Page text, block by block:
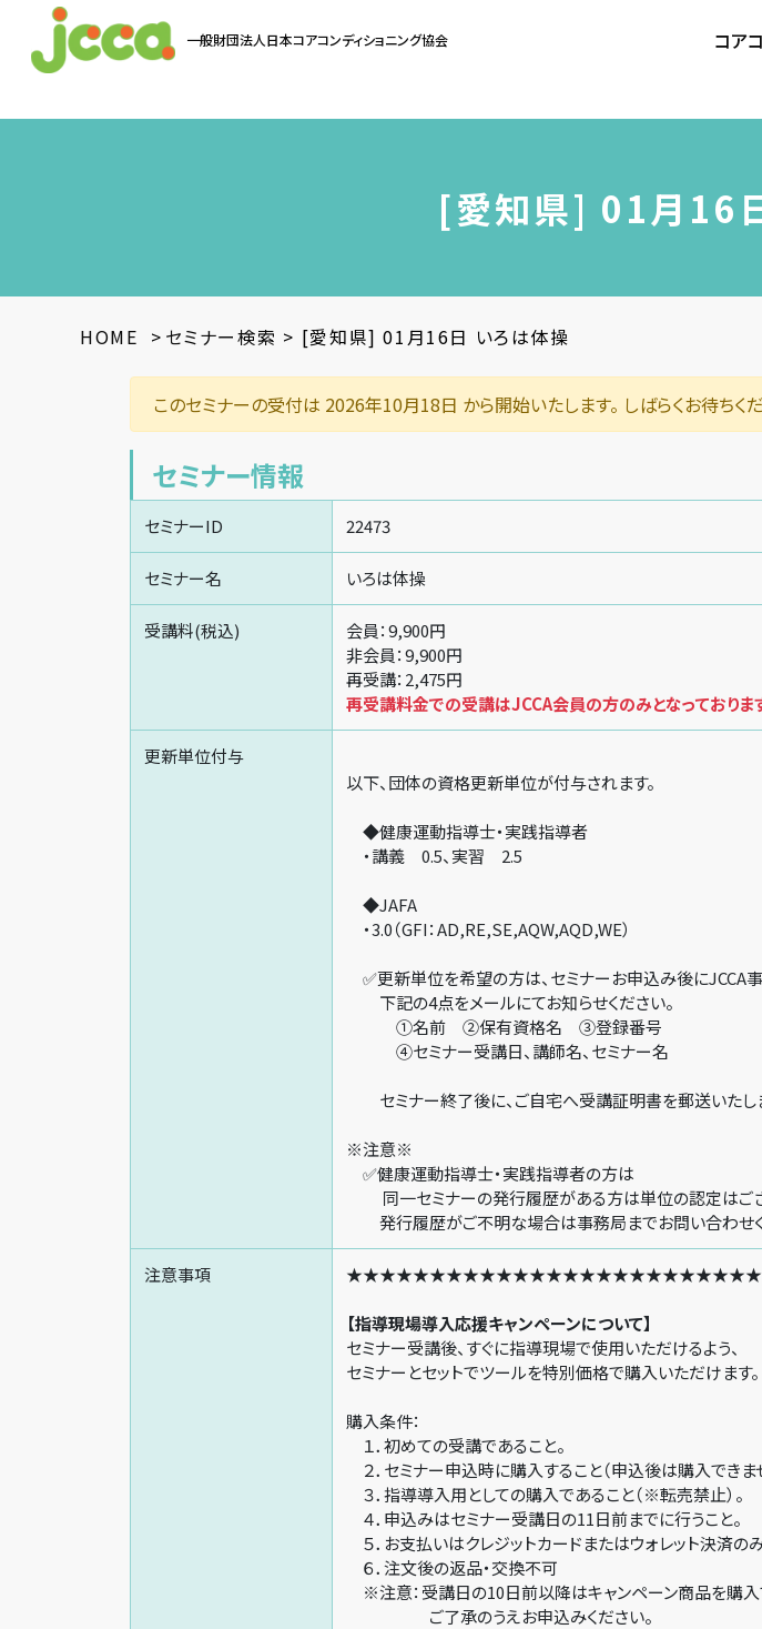
一般財団法人日本コアコンディショニング協会 コア
[愛知県] 01月16
HOME > セミナー検索 > [愛知県] 01月16日 いろは体操
このセミナーの受付は 2026年10月18日 から開始いたします。 しばらくお待ちくだ
セミナー情報
セミナーID 22473
セミナー名 いろは体操
受講料(税込)
会員：9,900円
非会員：9,900円
再受講：2,475円
再受講料金での受講はJCCA会員の方のみとなっておりま
更新単位付与
以下、団体の資格更新単位が付与されます。
◆健康運動指導士・実践指導者
・講義 0.5、実習 2.5
◆JAFA
・3.0（GFI：AD,RE,SE,AQW,AQD,WE）
✅更新単位を希望の方は、セミナーお申込み後にJCCA
下記の4点をメールにてお知らせください。
①名前 ②保有資格名 ③登録番号
④セミナー受講日、講師名、セミナー名
セミナー終了後に、ご自宅へ受講証明書を郵送いたし
※注意※
✅健康運動指導士・実践指導者の方は
同一セミナーの発行履歴がある方は単位の認定はござ
発行履歴がご不明な場合は事務局までお問い合わせく
注意事項
【指導現場導入応援キャンペーンについて】
セミナー受講後、すぐに指導現場で使用いただけるよう、
セミナーとセットでツールを特別価格で購入
購入条件
１．初めての受講であること。
２．セミナー申込時に購入すること（申込後は購入できま
３．指導導入用としての購入であること（※転売禁止）。
４．申込みはセミナー受講日の11日前までに行うこと。
５．お支払いはクレジットカードまたはウォレット決済の
６．注文後の返品・交換不可
※注意：受講日の10日前以降はキャンペーン商品を購入
ご了承のうえお申込みください。